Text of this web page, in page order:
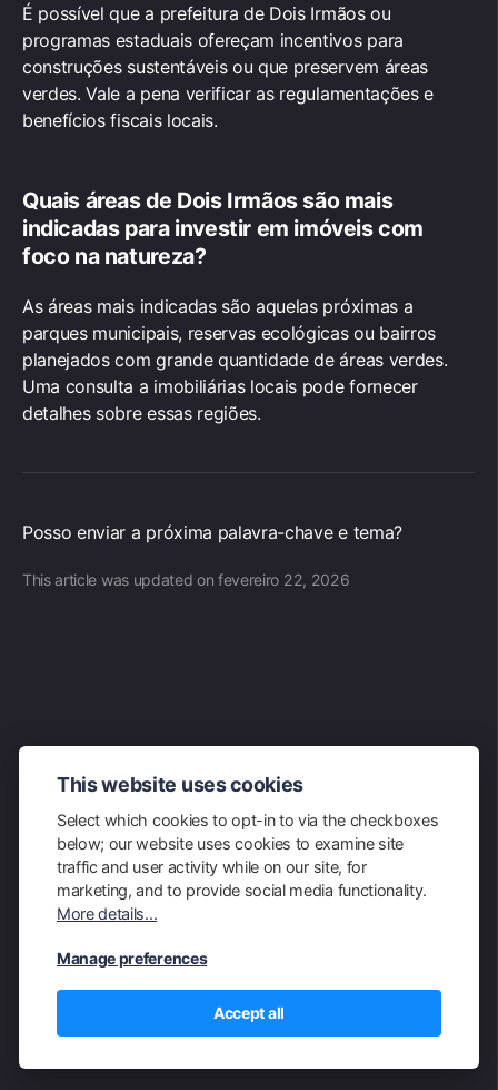
É possível que a prefeitura de Dois Irmãos ou
programas estaduais ofereçam incentivos para
construções sustentáveis ou que preservem áreas
verdes. Vale a pena verificar as regulamentações e
benefícios fiscais locais.
Quais áreas de Dois Irmãos são mais
indicadas para investir em imóveiscom
foco na natureza?
As áreas mais indicadas são aquelas próximas a
parques municipais, reservas ecológicas ou bairros
planejados com grande quantidade de áreas verdes.
Uma consulta a imobiliárias locais pode fornecer
detalhes sobre essas regiões.
Posso enviar a próxima palavra-chave e tema?
This article was updated on fevereiro 22, 2026
← Solução para o Meio Ambiente com o Gerador de Energia Solar BLUETTI EB3A
Camisa da Seleção Brasileira: História, Modelos e Curiosidades do Manto Canarinho
© 2026 Powered by Kartis CMS
This website uses cookies
Select which cookies to opt-in to via the checkboxes
below; our website uses cookies to examine site
traffic and user activity while on our site, for
marketing, and to provide social media functionality.
More details...
Manage preferences
Accept all